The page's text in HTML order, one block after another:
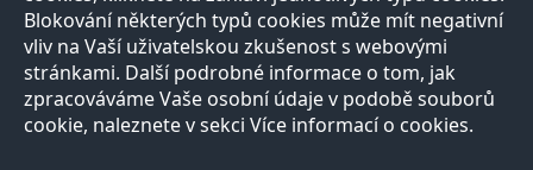
Blokování některých typů cookies může mít negativní
vliv na Vaší uživatelskou zkušenost s webovými
stránkami. Další podrobné informace o tom, jak
zpracováváme Vaše osobní údaje v podobě souborů
cookie, naleznete v sekci Více informací o cookies.